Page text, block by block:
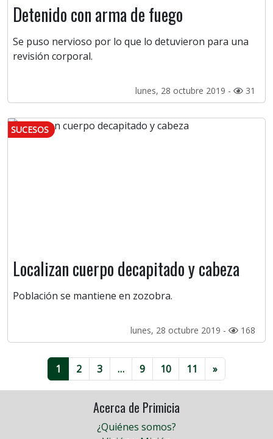
Detenido con arma de fuego
Se puso nervioso por lo que lo detuvieron para una
revisión corporal.
lunes, 28 octubre 2019 - 31
SUCESOS
Localizan cuerpo decapitado y cabeza
Población se mantiene en zozobra.
lunes, 28 octubre 2019 - 168
1 2 3 … 9 10 11 »
Acerca de Primicia
¿Quiénes somos?